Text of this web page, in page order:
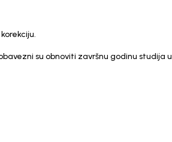
biti vraćeni na korekciju.
su obnoviti završnu godinu studija u